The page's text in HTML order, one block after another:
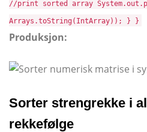
//print sorted array
Arrays.toString(IntArray)); } }
Produksjon:
Sorter strengrekke i
rekkefølge